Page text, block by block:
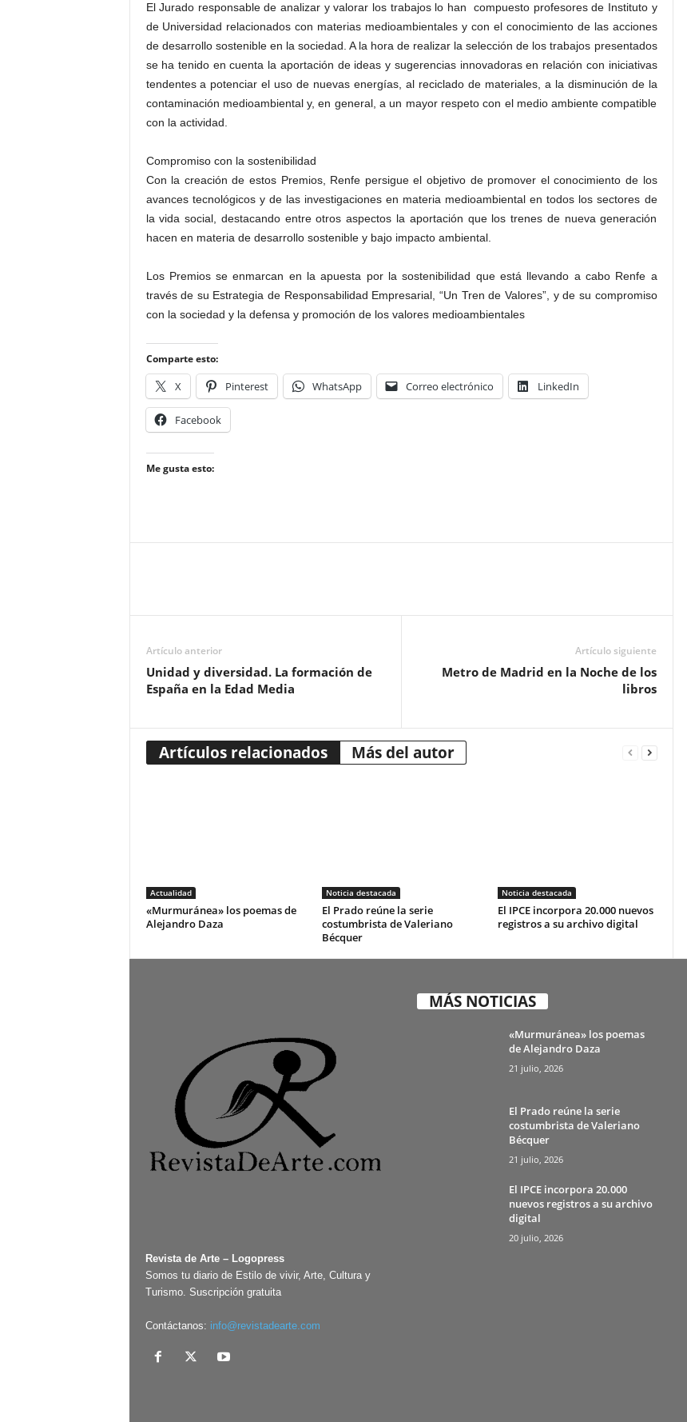
El Jurado responsable de analizar y valorar los trabajos lo han compuesto profesores de Instituto y
de Universidad relacionados con materias medioambientales y con el conocimiento de las acciones
de desarrollo sostenible en la sociedad. A la hora de realizar la selección de los trabajos presentados
se ha tenido en cuenta la aportación de ideas y sugerencias innovadoras en relación con iniciativas
tendentes a potenciar el uso de nuevas energías, al reciclado de materiales, a la disminución de la
contaminación medioambiental y, en general, a un mayor respeto con el medio ambiente compatible
con la actividad.
Compromiso con la sostenibilidad
Con la creación de estos Premios, Renfe persigue el objetivo de promover el conocimiento de los
avances tecnológicos y de las investigaciones en materia medioambiental en todos los sectores de
la vida social, destacando entre otros aspectos la aportación que los trenes de nueva generación
hacen en materia de desarrollo sostenible y bajo impacto ambiental.
Los Premios se enmarcan en la apuesta por la sostenibilidad que está llevando a cabo Renfe a
través de su Estrategia de Responsabilidad Empresarial, “Un Tren de Valores”, y de su compromiso
con la sociedad y la defensa y promoción de los valores medioambientales
Comparte esto:
X Pinterest WhatsApp Correo electrónico LinkedIn
Facebook
Me gusta esto:
Artículo anterior
Unidad y diversidad. La formación de
España en la Edad Media
Artículo siguiente
Metro de Madrid en la Noche de los
libros
Artículos relacionados Más del autor
Actualidad
«Murmuránea» los poemas de
Alejandro Daza
Noticia destacada
El Prado reúne la serie
costumbrista de Valeriano
Bécquer
Noticia destacada
El IPCE incorpora 20.000 nuevos
registros a su archivo digital
Revista de Arte – Logopress
Somos tu diario de Estilo de vivir, Arte, Cultura y
Turismo. Suscripción gratuita
Contáctanos: info@revistadearte.com
MÁS NOTICIAS
«Murmuránea» los poemas
de Alejandro Daza
21 julio, 2026
El Prado reúne la serie
costumbrista de Valeriano
Bécquer
21 julio, 2026
El IPCE incorpora 20.000
nuevos registros a su archivo
digital
20 julio, 2026